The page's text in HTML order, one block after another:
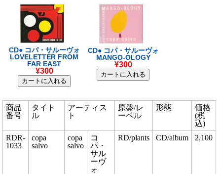
CD● コパ・サルーヴォ
LOVELETTER FROM
FAR EAST
¥300
CD● コパ・サルーヴォ
MANGO-OLOGY
¥300
商品
番号
タイト
ル
アーティス
ト
原盤/レ
ーベル
形態
価格
(税
込)
RDR-
1033
copa
salvo
copa
salvo
コ
パ・
サル
ーヴ
ォ
RD/plants CD/album 2,100